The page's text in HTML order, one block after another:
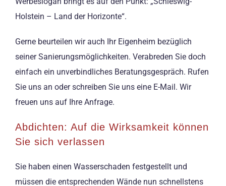
Holstein – Land der Horizonte“.
Gerne beurteilen wir auch Ihr Eigenheim bezüglich
seiner Sanierungsmöglichkeiten. Verabreden Sie doch
einfach ein unverbindliches Beratungsgespräch. Rufen
Sie uns an oder schreiben Sie uns eine E-Mail. Wir
freuen uns auf Ihre Anfrage.
Abdichten: Auf die Wirksamkeit können
Sie sich verlassen
Sie haben einen Wasserschaden festgestellt und
müssen die entsprechenden Wände nun schnellstens